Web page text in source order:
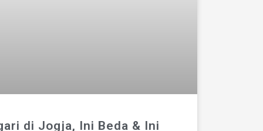
di Jogja, Ini Beda & Ini